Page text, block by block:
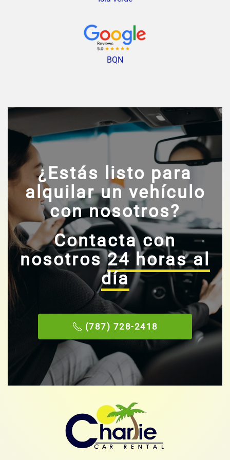
BQN
¿Estás listo para
alquilar un vehículo
con nosotros?
Contacta con
nosotros24 horas al
día
(787) 728-2418